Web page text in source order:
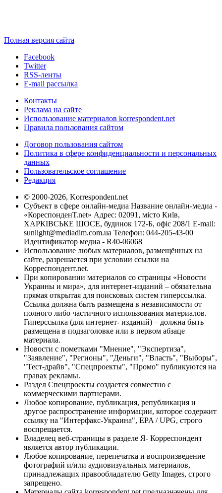
Полная версия сайта
Facebook
Twitter
RSS-ленты
E-mail рассылка
Контакты
Реклама на сайте
Использование материалов korrespondent.net
Правила пользования сайтом
Договор пользования сайтом
Политика в сфере конфиденциальности и персональных
данных
Пользовательское соглашение
Редакция
© 2000-2026, Korrespondent.net
Субъект в сфере онлайн-медиа Название онлайн-медиа -
«КореспонденТ.net» Адрес: 02091, місто Київ,
ХАРКІВСЬКЕ ШОСЕ, будинок 172-Б, офіс 208/1 E-mail:
sunlight@mediadim.com.ua Телефон: 044-205-43-00
Идентификатор медиа - R40-06068
Использование любых материалов, размещённых на
сайте, разрешается при условии ссылки на
Корреспондент.net.
При копировании материалов со страницы «Новости
Украины и мира», для интернет-изданий – обязательна
прямая открытая для поисковых систем гиперссылка.
Ссылка должна быть размещена в независимости от
полного либо частичного использования материалов.
Гиперссылка (для интернет- изданий) – должна быть
размещена в подзаголовке или в первом абзаце
материала.
Новости с пометками "Мнение", "Экспертиза",
"Заявление", "Регионы", "Деньги", "Власть", "Выборы",
"Тест-драйв", "Спецпроекты", "Промо" публикуются на
правах рекламы.
Раздел Спецпроекты создается совместно с
коммерческими партнерами.
Любое копирование, публикация, републикация и
другое распространение информации, которое содержит
ссылку на "Интерфакс-Украина", EPA / UPG, строго
воспрещается.
Владелец веб-страницы в разделе Я- Корреспондент
является автор публикации.
Любое копирование, перепечатка и воспроизведение
фотографий и/или аудиовизуальных материалов,
принадлежащих правообладателю Getty Images, строго
запрещено.